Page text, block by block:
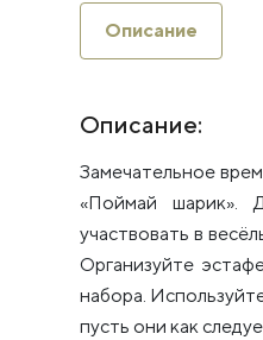
Описание
Описание:
Замечательное
«Поймай шарик».
участвовать в
Организуйте
набора.
пусть они как